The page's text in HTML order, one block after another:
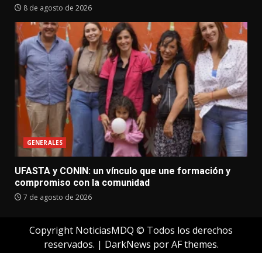
8 de agosto de 2026
GENERALES
UFASTA y CONIN: un vínculo que une formación y
compromiso con la comunidad
7 de agosto de 2026
Copyright NoticiasMDQ © Todos los derechos
reservados. | DarkNews por AF themes.